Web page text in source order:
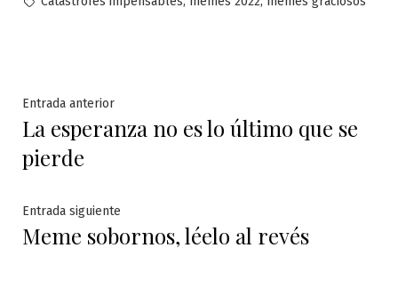
Navegación
de
entradas
Entrada anteriorEntrada
anterior:
La esperanza no es lo último que se
pierde
Entrada siguiente
siguiente:
Meme sobornos, léelo al revés